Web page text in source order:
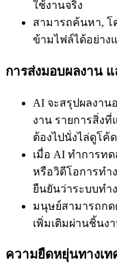
ใช้งานจริง
สามารถค้นหา, โ
ข้ามไฟล์ได้อย่าง
การส่งมอบผลงาน
AI จะสรุปผลงาน
งาน รายการสิ่งที่
ต้องไปนั่งไล่ดูโค้
เมื่อ AI ทำการท
หรือวิดีโอการทำ
ยืนยันว่าระบบทำ
มนุษย์สามารถก
เพิ่มเติมผ่านชิ้นง
ความยืดหยุ่นทางเท